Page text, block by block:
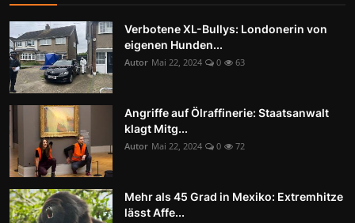
Verbotene XL-Bullys: Londonerin von
eigenen Hunden...
Autor Mai 22, 2024 0 63
Angriffe auf Ölraffinerie: Staatsanwalt
klagt Mitg...
Autor Mai 22, 2024 0 72
Mehr als 45 Grad in Mexiko: Extremhitze
lässt Affe...